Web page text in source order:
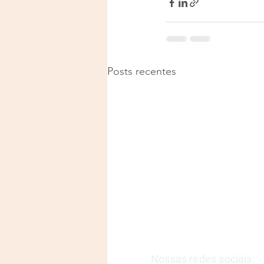
Posts recentes
Nossas redes sociais: